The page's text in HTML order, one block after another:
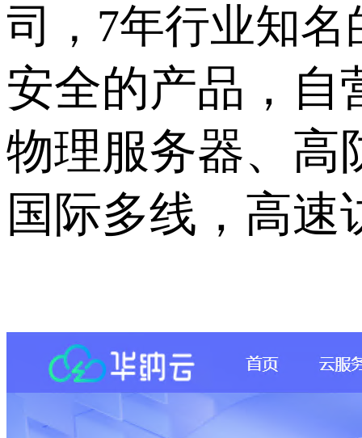
司 ， 7年行业知名
安全的产品，自
物理服务器、高
国际多线，高